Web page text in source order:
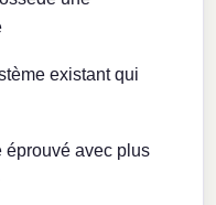
existant qui
éprouvé avec plus